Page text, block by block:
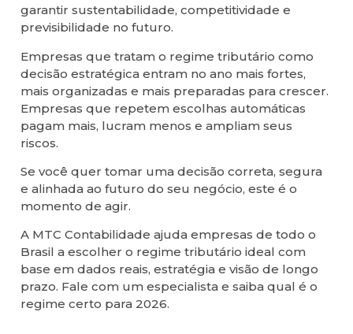
garantir sustentabilidade, competitividade e
previsibilidade no futuro.
Empresas que tratam o regime tributário como
decisão estratégica entram no ano mais fortes,
mais organizadas e mais preparadas para crescer.
Empresas que repetem escolhas automáticas
pagam mais, lucram menos e ampliam seus
riscos.
Se você quer tomar uma decisão correta, segura
e alinhada ao futuro do seu negócio, este é o
momento de agir.
A MTC Contabilidade ajuda empresas de todo o
Brasil a escolher o regime tributário ideal com
base em dados reais, estratégia e visão de longo
prazo. Fale com um especialista e saiba qual é o
regime certo para 2026.